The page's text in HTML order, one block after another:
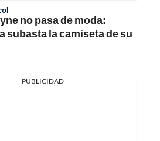
no pasa de moda:
subasta la camiseta de su
PUBLICIDAD